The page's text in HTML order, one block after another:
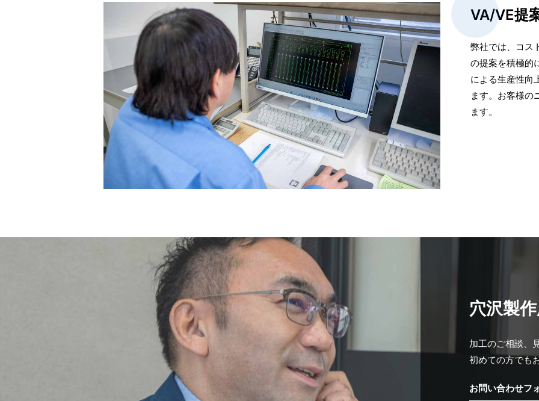
VA/VE提
弊社では、コス
の提案を積極的
による生産性向
ます。お客様の
ます。
穴沢製
加工のご相談、
初めての方でも
お問い合わせフ